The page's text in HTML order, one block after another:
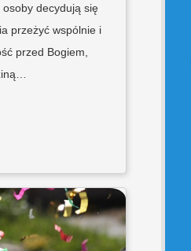
decydują się
przeżyć wspólnie i
przed Bogiem,